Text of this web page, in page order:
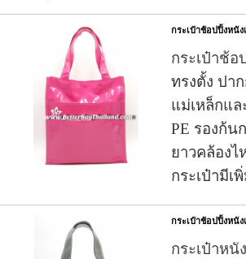
กระเป๋าช้อปปิ้งหนั
กระเป๋าช้อ
ทรงตั้ง ปา
แม่เหล็กแ
PE รองก้น
ยาวคล้อง
กระเป๋ามีเ
กระเป๋าช้อปปิ้งหนั
กระเป๋าหนั